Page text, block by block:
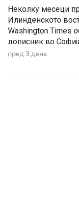
Неколку месеци
Илинденското
Washington Times
дописник во
за политичката
настаните во
пред 3 дена